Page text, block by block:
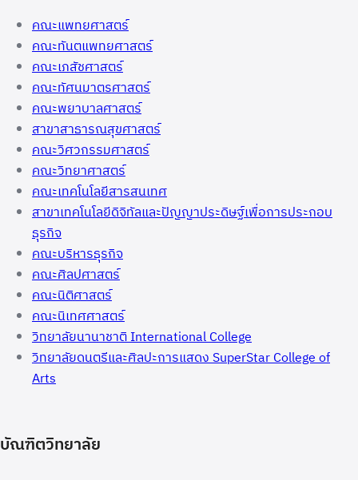
คณะแพทยศาสตร์
คณะทันตแพทยศาสตร์
คณะเภสัชศาสตร์
คณะทัศนมาตรศาสตร์
คณะพยาบาลศาสตร์
สาขาสาธารณสุขศาสตร์
คณะวิศวกรรมศาสตร์
คณะวิทยาศาสตร์
คณะเทคโนโลยีสารสนเทศ
สาขาเทคโนโลยีดิจิทัลและปัญญาประดิษฐ์เพื่อการประกอบ
ธุรกิจ
คณะบริหารธุรกิจ
คณะศิลปศาสตร์
คณะนิติศาสตร์
คณะนิเทศศาสตร์
วิทยาลัยนานาชาติ International College
วิทยาลัยดนตรีและศิลปะการแสดง SuperStar College of
Arts
บัณฑิตวิทยาลัย